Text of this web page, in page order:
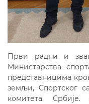
Први радни и
Министарства
представницима
земљи, Спортског
комитета